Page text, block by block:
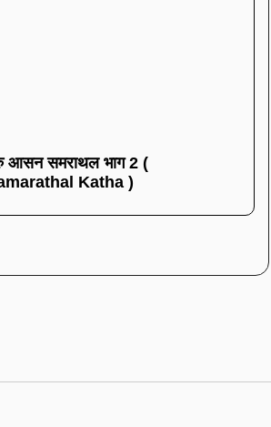
आसन समराथल भाग 2 (
Katha )